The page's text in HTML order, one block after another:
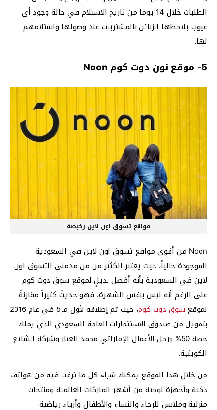
الطلبات خلال 14 يوما من تاريخ الاستلام في حالة وجود أي
عيوب يلاحظها الزبائن بالمشتريات عند وصولها واستلامهم
لها.
5- موقع نون دوت كوم Noon
مواقع تسوق اون لاين رخيصة
Noon من أقوى مواقع تسوق اون لاين في السعودية
الموجودة حالياً، حيث يعتبر الكثير من من مدمني التسوق اون
لاين في السعودية بأنه أفضل بديلٍ لموقع سوق دوت كوم
على الرغم أنه ليس بنفس الشهرة، فهو حديثٌ كثيراً مقارنةً
لموقع سوق دوت كوم
، حيث تم إطلاقه لأول مرة في عام 2016
بتمويل من صندوق الاستثمارات العامة السعودي الذي يملك
حصة 50% ورجل الأعمال الإماراتي محمد العبار وشركة الشايع
الكويتية.
من خلال هذا الموقع يمكنك شراء كل ما ترغب فيه من هواتف
ذكية وأجهزة لوحية من أشهر الماركات العالمية ومنتجات
منزلية وملابس للرجاء والنساء والأطفال وأزياء رياضية